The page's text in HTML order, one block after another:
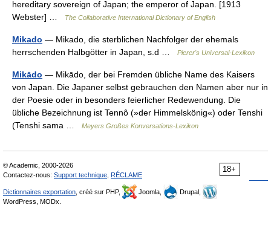
hereditary sovereign of Japan; the emperor of Japan. [1913
Webster] …
The Collaborative International Dictionary of English
Mikado — Mikado, die sterblichen Nachfolger der ehemals
herrschenden Halbgötter in Japan, s.d …
Pierer's Universal-Lexikon
Mikādo — Mikādo, der bei Fremden übliche Name des Kaisers
von Japan. Die Japaner selbst gebrauchen den Namen aber nur in
der Poesie oder in besonders feierlicher Redewendung. Die
übliche Bezeichnung ist Tennô (»der Himmelskönig«) oder Tenshi
(Tenshi sama …
Meyers Großes Konversations-Lexikon
18+
© Academic, 2000-2026
Contactez-nous: Support technique RÉCLAME
Dictionnaires exportation , créé sur PHP, Joomla,
Drupal,
WordPress, MODx.